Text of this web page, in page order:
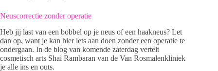
Neuscorrectie zonder operatie
Heb jij last van een bobbel op je neus of een haakneus? Let
dan op, want je kan hier iets aan doen zonder een operatie te
ondergaan. In de blog van komende zaterdag vertelt
cosmetisch arts Shai Rambaran van de Van Rosmalenkliniek
je alle ins en outs.